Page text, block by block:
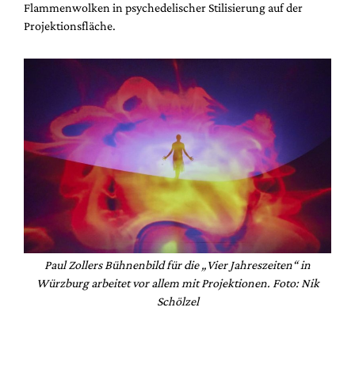
Flammenwolken in psychedelischer Stilisierung auf der
Projektionsfläche.
Paul Zollers Bühnenbild für die „Vier Jahreszeiten“ in
Würzburg arbeitet vor allem mit Projektionen. Foto: Nik
Schölzel